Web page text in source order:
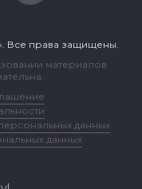
Все права защищены.
материалов
данных
данных